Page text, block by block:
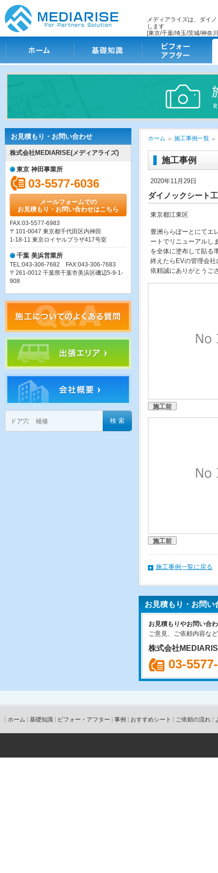
メディアライズは、ダイ
します
[東京/千葉/埼玉/茨城/神奈
ホーム 基礎知識 ビフォー・アフター 施
お見積もり・お問い合わせ
株式会社MEDIARISE(メディアライズ)
東京 神田事業所
03-5577-6036
メールフォームでの
お見積もり・お問い合わせはこちら
FAX:03-5577-6983
〒101-0047 東京都千代田区内神田
1-18-11 東京ロイヤルプラザ417号室
千葉 美浜営業所
TEL:043-306-7682 FAX:043-306-7683
〒261-0012 千葉県千葉市美浜区磯辺5-9-1-
908
ホーム 施工事例一覧
施工事例
2020年11月29日
ダイノックシート
東京都江東区
豊洲ららぽーとにてエ
ートでリニューアルし
を全体に塗布して貼る
終えたらEVの管理会
依頼誠にありがとうご
施工前
施工前
施工事例一覧に戻る
お見積もり・お問い
お見積もりやお問い合
ご意見、ご依頼内容な
株式会社
03-
ホーム 基礎知識 ビフォー・アフター 事例 おすすめシート ご依頼の流れ